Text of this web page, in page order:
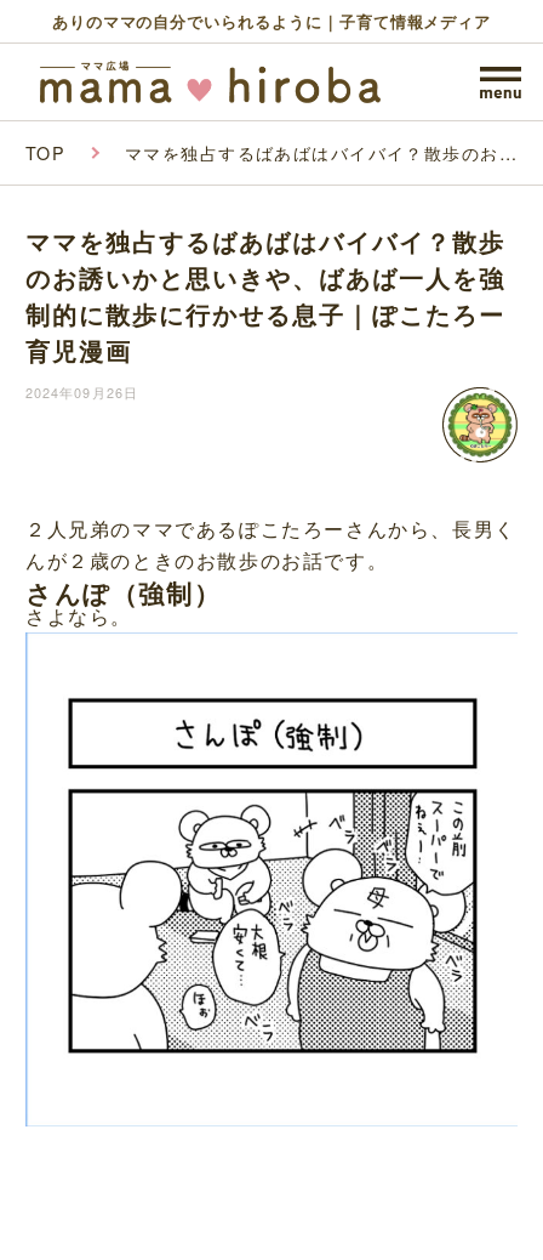
ありのママの自分でいられるように｜子育て情報メディア
TOP ママを独占するばあばはバイバイ？散歩のお誘
行かせる息子｜ぽこたろー育児漫画
ママを独占するばあばはバイバイ？散歩
のお誘いかと思いきや、ばあば一人を強
制的に散歩に行かせる息子｜ぽこたろー
育児漫画
2024年09月26日
２人兄弟のママであるぽこたろーさんから、長男く
んが２歳のときのお散歩のお話です。
さんぽ（強制）
さよなら。